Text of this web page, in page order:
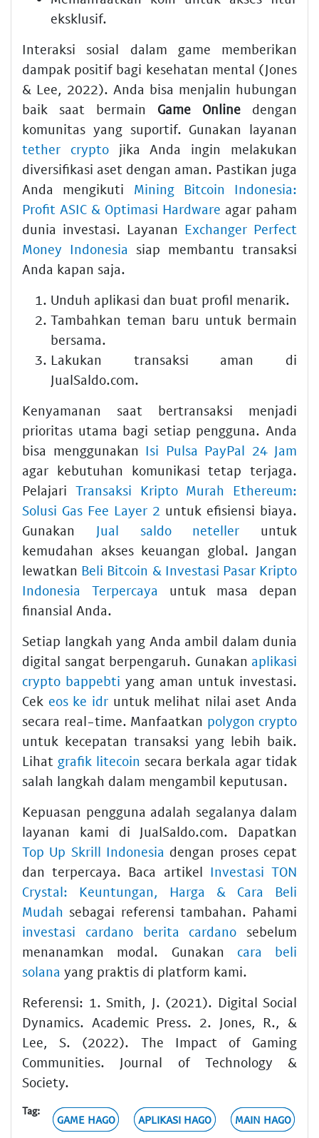
eksklusif.
Interaksi sosial dalam game memberikan
dampak positif bagi kesehatan mental (Jones
& Lee, 2022). Anda bisa menjalin hubungan
baik saat bermain Game Online dengan
komunitas yang suportif. Gunakan layanan
tether cryptojika Anda ingin melakukan
diversifikasi aset dengan aman. Pastikan juga
Anda mengikuti Mining Bitcoin Indonesia:
Profit ASIC & Optimasi Hardware agar paham
dunia investasi. Layanan Exchanger Perfect
Money Indonesia siap membantu transaksi
Anda kapan saja.
Unduh aplikasi dan buat profil menarik.
Tambahkan teman baru untuk bermain
bersama.
Lakukan transaksi aman di
JualSaldo.com.
Kenyamanan saat bertransaksi menjadi
prioritas utama bagi setiap pengguna. Anda
bisa menggunakan Isi Pulsa PayPal 24 Jam
agar kebutuhan komunikasi tetap terjaga.
Pelajari Transaksi Kripto Murah Ethereum:
Solusi Gas Fee Layer 2 untuk efisiensi biaya.
Gunakan Jual saldo neteller untuk
kemudahan akses keuangan global. Jangan
lewatkan Beli Bitcoin & Investasi Pasar Kripto
Indonesia Terpercaya untuk masa depan
finansial Anda.
Setiap langkah yang Anda ambil dalam dunia
digital sangat berpengaruh. Gunakan aplikasi
crypto bappebti yang aman untuk investasi.
Cek eos ke idruntuk melihat nilai aset Anda
secara real-time. Manfaatkan polygon crypto
untuk kecepatan transaksi yang lebih baik.
Lihat grafik litecoin secara berkala agar tidak
salah langkah dalam mengambil keputusan.
Kepuasan pengguna adalah segalanya dalam
layanan kami di JualSaldo.com. Dapatkan
Top Up Skrill Indonesia dengan proses cepat
dan terpercaya. Baca artikel Investasi TON
Crystal: Keuntungan, Harga & Cara Beli
Mudah sebagai referensi tambahan. Pahami
investasi cardano berita cardano sebelum
menanamkan modal. Gunakan cara beli
solana yang praktis di platform kami.
Referensi: 1. Smith, J. (2021). Digital Social
Dynamics. Academic Press. 2. Jones, R., &
Lee, S. (2022). The Impact of Gaming
Communities. Journal of Technology &
Society.
Tag:
GAME HAGO APLIKASI HAGO MAIN HAGO